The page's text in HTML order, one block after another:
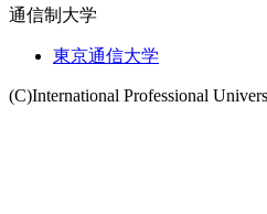
通信制大学
東京通信大学
(C)International Professional